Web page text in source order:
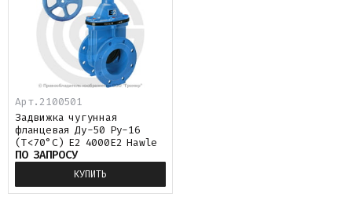
Арт. 2100501
Задвижка чугунная
фланцевая Ду-50 Ру-16
(Т<70°С) E2 4000E2 Hawle
ПО ЗАПРОСУ
КУПИТЬ